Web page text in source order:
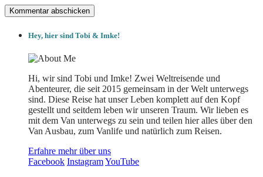
Hey, hier sind Tobi & Imke!
Hi, wir sind Tobi und Imke! Zwei Weltreisende und
Abenteurer, die seit 2015 gemeinsam in der Welt unterwegs
sind. Diese Reise hat unser Leben komplett auf den Kopf
gestellt und seitdem leben wir unseren Traum. Wir lieben es
mit dem Van unterwegs zu sein und teilen hier alles über den
Van Ausbau, zum Vanlife und natürlich zum Reisen.
Erfahre mehr über uns
Facebook InstagramYouTube